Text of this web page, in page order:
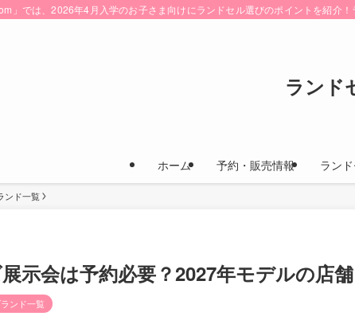
」では、2026年4月入学のお子さま向けにランドセル選びのポイントを紹介
ランド
ホーム 予約・販売情報 ラン
ンド一覧
示会は予約必要？2027年モデルの店
ンド一覧